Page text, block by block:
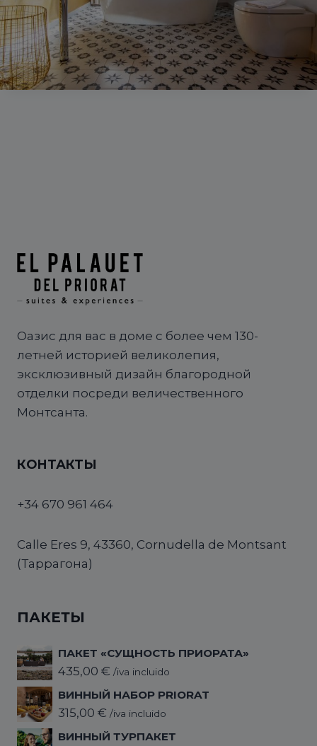
Оазис для вас в доме с более чем 130-
летней историей великолепия,
эксклюзивный дизайн благородной
отделки посреди величественного
Монтсанта.
КОНТАКТЫ
+34 670 961 464
Calle Eres 9, 43360, Cornudella de Montsant
(Таррагона)
ПАКЕТЫ
ПАКЕТ «СУЩНОСТЬ ПРИОРАТА»
435,00 € /iva incluido
ВИННЫЙ НАБОР PRIORAT
315,00 € /iva incluido
ВИННЫЙ ТУРПАКЕТ